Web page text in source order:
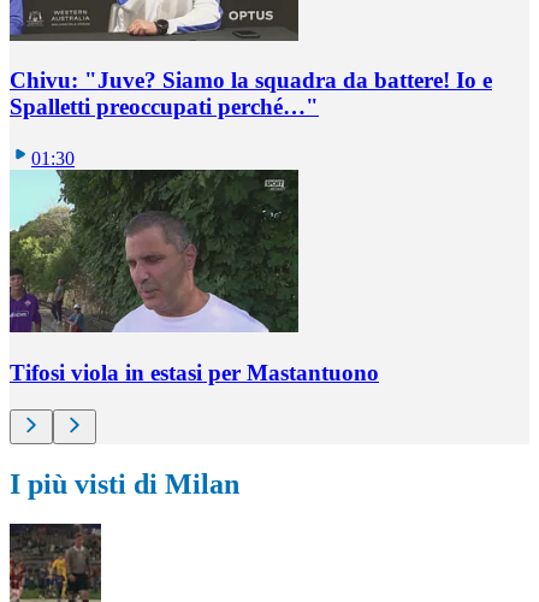
Chivu: "Juve? Siamo la squadra da battere! Io e
Spalletti preoccupati perché…"
01:30
Tifosi viola in estasi per Mastantuono
I più visti di Milan